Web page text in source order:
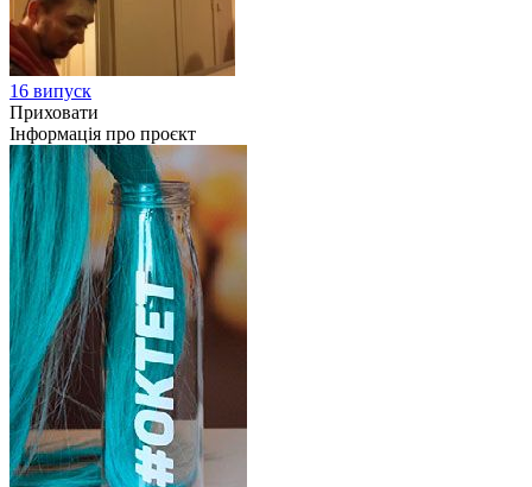
16 випуск
Приховати
Інформація про проєкт